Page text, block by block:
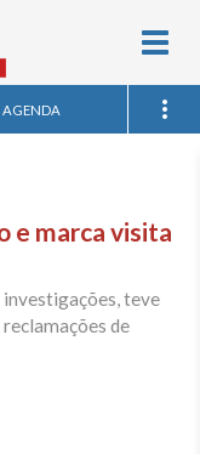
AGENDA
e marca visita
investigações, teve
de